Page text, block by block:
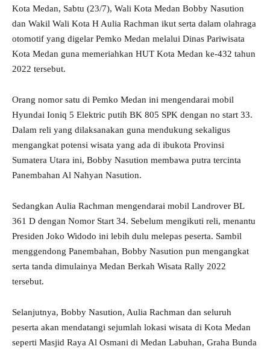
Kota Medan, Sabtu (23/7), Wali Kota Medan Bobby Nasution
dan Wakil Wali Kota H Aulia Rachman ikut serta dalam olahraga
otomotif yang digelar Pemko Medan melalui Dinas Pariwisata
Kota Medan guna memeriahkan HUT Kota Medan ke-432 tahun
2022 tersebut.
Orang nomor satu di Pemko Medan ini mengendarai mobil
Hyundai Ioniq 5 Elektric putih BK 805 SPK dengan no start 33.
Dalam reli yang dilaksanakan guna mendukung sekaligus
mengangkat potensi wisata yang ada di ibukota Provinsi
Sumatera Utara ini, Bobby Nasution membawa putra tercinta
Panembahan Al Nahyan Nasution.
Sedangkan Aulia Rachman mengendarai mobil Landrover BL
361 D dengan Nomor Start 34. Sebelum mengikuti reli, menantu
Presiden Joko Widodo ini lebih dulu melepas peserta. Sambil
menggendong Panembahan, Bobby Nasution pun mengangkat
serta tanda dimulainya Medan Berkah Wisata Rally 2022
tersebut.
Selanjutnya, Bobby Nasution, Aulia Rachman dan seluruh
peserta akan mendatangi sejumlah lokasi wisata di Kota Medan
seperti Masjid Raya Al Osmani di Medan Labuhan, Graha Bunda